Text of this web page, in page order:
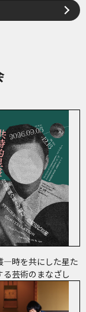
―時を共にした星た
芸術のまなざし